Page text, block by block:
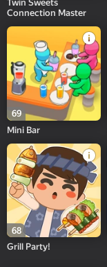
Twin Sweets
Connection Master
69
Mini Bar
68
Grill Party!